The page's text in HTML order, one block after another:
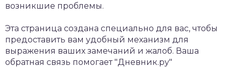
возникшие проблемы.
Эта страница создана специально для вас, чтобы
предоставить вам удобный механизм для
выражения ваших замечаний и жалоб. Ваша
обратная связь помогает "Дневник.ру"